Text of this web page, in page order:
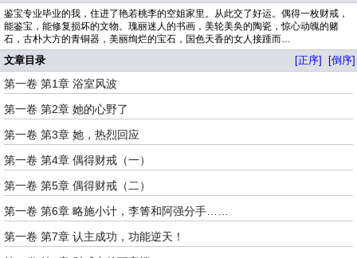
鉴宝专业毕业的我，住进了艳若桃李的空姐家里。从此交了好运。偶得一枚财戒，
能鉴宝，能修复损坏的文物。瑰丽迷人的书画，美轮美奂的陶瓷，惊心动魄的赌
石，古朴大方的青铜器，美丽绚烂的宝石，国色天香的女人接踵而…
文章目录 [正序] [倒序]
第一卷 第1章 浴室风波
第一卷 第2章 她的心野了
第一卷 第3章 她，热烈回应
第一卷 第4章 偶得财戒（一）
第一卷 第5章 偶得财戒（二）
第一卷 第6章 略施小计，李箐和阿强分手……
第一卷 第7章 认主成功，功能逆天！